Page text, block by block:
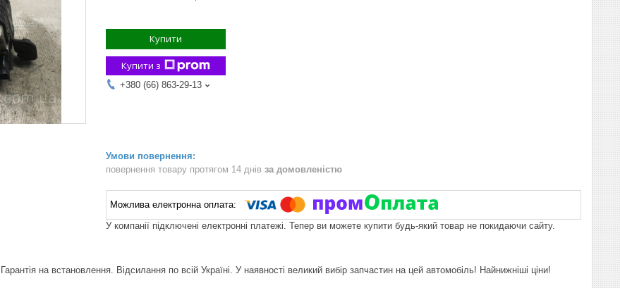
Купити
Купити з
+380 (66) 863-29-13
повернення товару протягом 14 днів за домовленістю
У компанії підключені електронні платежі. Тепер ви можете купити будь-який товар не покидаючи сайту.
на встановлення. Відсилання по всій Україні. У наявності великий вибір запчастин на цей автомобіль! Найнижніші ціни!